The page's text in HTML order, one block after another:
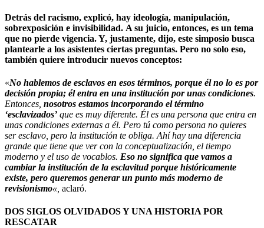
Detrás del racismo, explicó, hay ideología, manipulación,
sobrexposición e invisibilidad. A su juicio, entonces, es un tema
que no pierde vigencia. Y, justamente, dijo, este simposio busca
plantearle a los asistentes ciertas preguntas. Pero no solo eso,
también quiere introducir nuevos conceptos:
«No hablemos de esclavos en esos términos, porque él no lo es por
decisión propia; él entra en una institución por unas condiciones.
Entonces, nosotros estamos incorporando el término
‘esclavizados’ que es muy diferente. Él es una persona que entra en
unas condiciones externas a él. Pero tú como persona no quieres
ser esclavo, pero la institución te obliga. Ahí hay una diferencia
grande que tiene que ver con la conceptualización, el tiempo
moderno y el uso de vocablos. Eso no significa que vamos a
cambiar la institución de la esclavitud porque históricamente
existe, pero queremos generar un punto más moderno de
revisionismo«, aclaró.
DOS SIGLOS OLVIDADOS Y UNA HISTORIA POR
RESCATAR